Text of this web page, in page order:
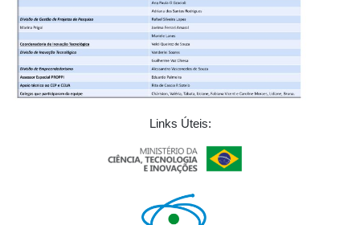
Links Úteis: